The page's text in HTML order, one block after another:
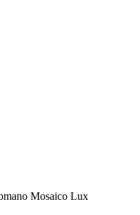
Mosaico Lux